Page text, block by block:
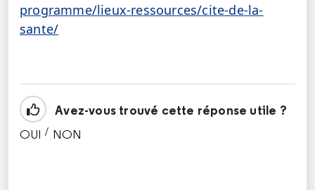
programme/lieux-ressources/cite-de-la-
sante/
Avez-vous trouvé cette réponse utile ?
OUI / NON